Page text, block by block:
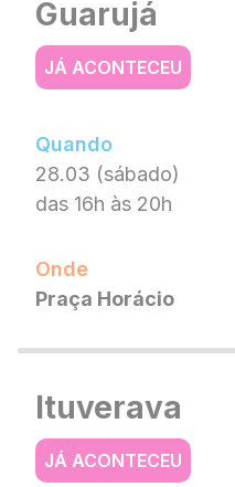
Guarujá
JÁ ACONTECEU
Quando
28.03 (sábado)
das 16h às 20h
Onde
Praça Horácio
Ituverava
JÁ ACONTECEU